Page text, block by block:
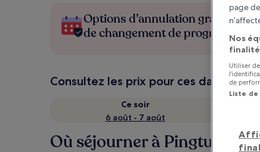
Options d’annulation gratuite en
de changement de programme
Consultez les prix pour ces dates
Ce soir
6 août - 7 août
Où séjourner à Pingtung ?
page
Nos
Utiliser
de
Liste de